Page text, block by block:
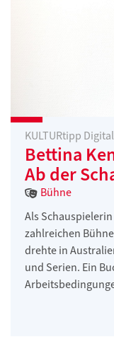
KULTURtipp Digital
Bettina
Ab der
Bühne
Als
zahlreichen
drehte in
und Serien. Ein